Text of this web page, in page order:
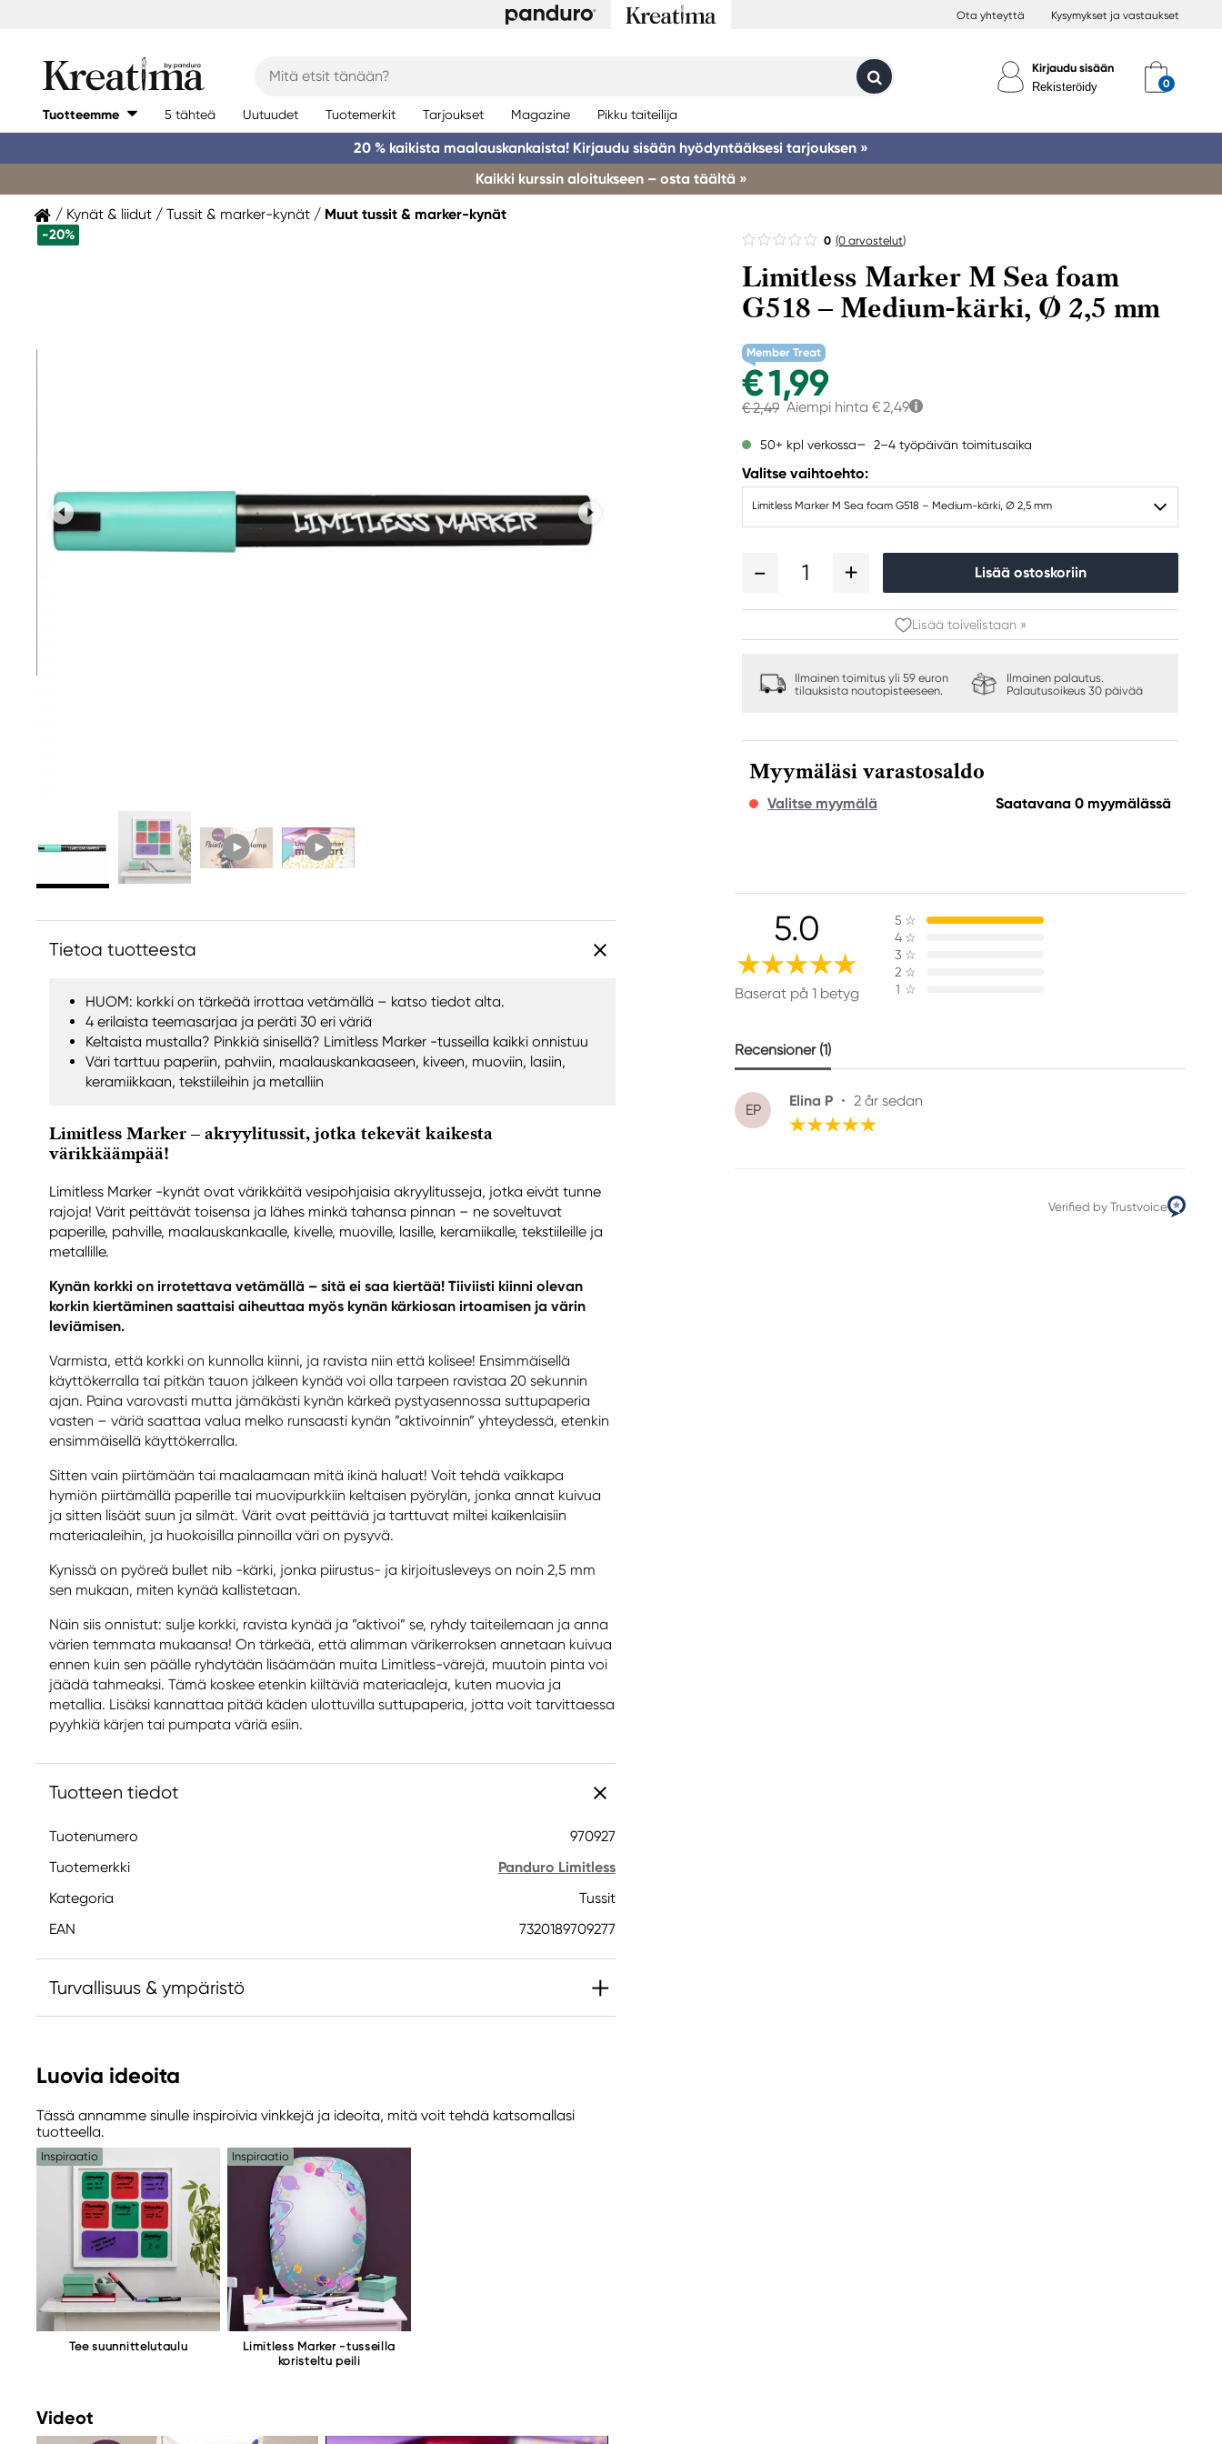
Ota yhteyttä Kysymykset ja vastaukset
Kirjaudu sisään
Rekisteröidy
Tuotteemme 5 tähteä Uutuudet Tuotemerkit Tarjoukset Magazine Pikku taiteilija
20 % kaikista maalauskankaista! Kirjaudu sisään hyödyntääksesi tarjouksen »
Kaikki kurssin aloitukseen – osta täältä »
Kynät & liidut Tussit & marker-kynät Muut tussit & marker-kynät
-20%
Visa mig mer inspiration
0 (0 arvostelut)
Limitless Marker M Sea foam
G518 – Medium-kärki, Ø 2,5 mm
Member Treat
€ 1,99
€ 2,49 Aiempi hinta € 2,49
50+ kpl verkossa 2–4 työpäivän toimitusaika
Valitse vaihtoehto:
Limitless Marker M Sea foam G518 – Medium-kärki, Ø 2,5 mm
1 Lisää ostoskoriin
Lisää toivelistaan »
Ilmainen toimitus yli 59 euron
tilauksista noutopisteeseen.
Ilmainen palautus.
Palautusoikeus 30 päivää
Myymäläsi varastosaldo
Valitse myymälä Saatavana 0 myymälässä
Tietoa tuotteesta
HUOM: korkki on tärkeää irrottaa vetämällä – katso tiedot alta.
4 erilaista teemasarjaa ja peräti 30 eri väriä
Keltaista mustalla? Pinkkiä sinisellä? Limitless Marker -tusseilla kaikki onnistuu
Väri tarttuu paperiin, pahviin, maalauskankaaseen, kiveen, muoviin, lasiin,
keramiikkaan, tekstiileihin ja metalliin
Limitless Marker – akryylitussit, jotka tekevät kaikesta
värikkäämpää!
Limitless Marker -kynät ovat värikkäitä vesipohjaisia akryylitusseja, jotka eivät tunne
rajoja! Värit peittävät toisensa ja lähes minkä tahansa pinnan – ne soveltuvat
paperille, pahville, maalauskankaalle, kivelle, muoville, lasille, keramiikalle, tekstiileille ja
metallille.
Kynän korkki on irrotettava vetämällä – sitä ei saa kiertää! Tiiviisti kiinni olevan
korkin kiertäminen saattaisi aiheuttaa myös kynän kärkiosan irtoamisen ja värin
leviämisen.
Varmista, että korkki on kunnolla kiinni, ja ravista niin että kolisee! Ensimmäisellä
käyttökerralla tai pitkän tauon jälkeen kynää voi olla tarpeen ravistaa 20 sekunnin
ajan. Paina varovasti mutta jämäkästi kynän kärkeä pystyasennossa suttupaperia
vasten – väriä saattaa valua melko runsaasti kynän ”aktivoinnin” yhteydessä, etenkin
ensimmäisellä käyttökerralla.
Sitten vain piirtämään tai maalaamaan mitä ikinä haluat! Voit tehdä vaikkapa
hymiön piirtämällä paperille tai muovipurkkiin keltaisen pyörylän, jonka annat kuivua
ja sitten lisäät suun ja silmät. Värit ovat peittäviä ja tarttuvat miltei kaikenlaisiin
materiaaleihin, ja huokoisilla pinnoilla väri on pysyvä.
Kynissä on pyöreä bullet nib -kärki, jonka piirustus- ja kirjoitusleveys on noin 2,5 mm
sen mukaan, miten kynää kallistetaan.
Näin siis onnistut: sulje korkki, ravista kynää ja ”aktivoi” se, ryhdy taiteilemaan ja anna
värien temmata mukaansa! On tärkeää, että alimman värikerroksen annetaan kuivua
ennen kuin sen päälle ryhdytään lisäämään muita Limitless-värejä, muutoin pinta voi
jäädä tahmeaksi. Tämä koskee etenkin kiiltäviä materiaaleja, kuten muovia ja
metallia. Lisäksi kannattaa pitää käden ulottuvilla suttupaperia, jotta voit tarvittaessa
pyyhkiä kärjen tai pumpata väriä esiin.
Tuotteen tiedot
Tuotenumero
970927
Tuotemerkki
Panduro Limitless
Kategoria
Tussit
EAN
7320189709277
Turvallisuus & ympäristö
Panduro Limitless
205 14 Malmö, Sweden
www.panduro.com
+46 (04) 22 30 70
5.0
Baserat på 1 betyg
5 ☆
4 ☆
3 ☆
2 ☆
1 ☆
Recensioner (1)
EP
Elina P • 2 år sedan
Verified by Trustvoice
Luovia ideoita
Tässä annamme sinulle inspiroivia vinkkejä ja ideoita, mitä voit tehdä katsomallasi
tuotteella.
Inspiraatio
Tee suunnittelutaulu
Inspiraatio
Limitless Marker -tusseilla
koristeltu peili
Videot